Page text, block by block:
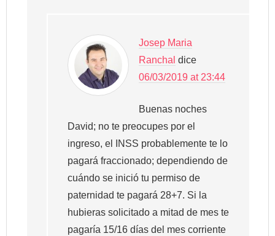
Josep Maria
Ranchal dice
06/03/2019 at 23:44
Buenas noches
David; no te preocupes por el
ingreso, el INSS probablemente te lo
pagará fraccionado; dependiendo de
cuándo se inició tu permiso de
paternidad te pagará 28+7. Si la
hubieras solicitado a mitad de mes te
pagaría 15/16 días del mes corriente